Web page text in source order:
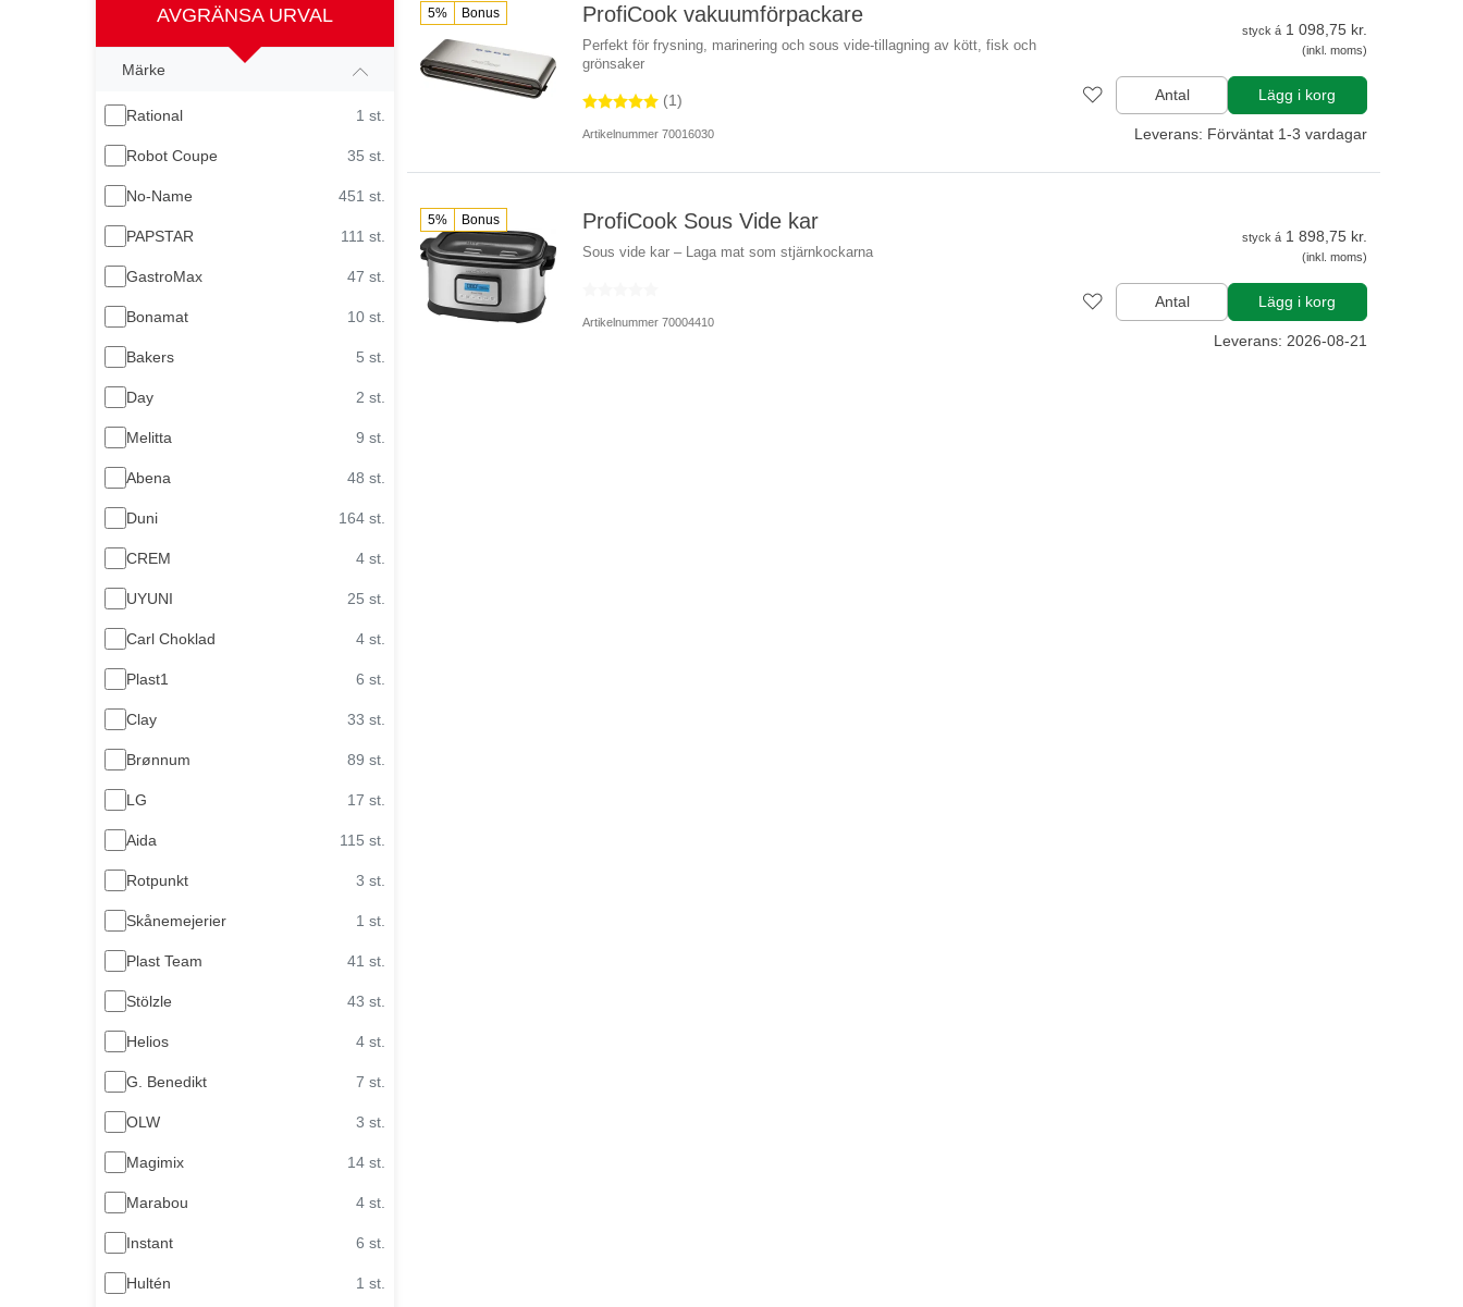
AVGRÄNSA URVAL
Märke
Rational 1 st.
Robot Coupe 35 st.
No-Name 451 st.
PAPSTAR 111 st.
GastroMax 47 st.
Bonamat 10 st.
Bakers 5 st.
Day 2 st.
Melitta 9 st.
Abena 48 st.
Duni 164 st.
CREM 4 st.
UYUNI 25 st.
Carl Choklad 4 st.
Plast1 6 st.
Clay 33 st.
Brønnum 89 st.
LG 17 st.
Aida 115 st.
Rotpunkt 3 st.
Skånemejerier 1 st.
Plast Team 41 st.
Stölzle 43 st.
Helios 4 st.
G. Benedikt 7 st.
OLW 3 st.
Magimix 14 st.
Marabou 4 st.
Instant 6 st.
Hultén 1 st.
5% Bonus ProfiCook vakuumförpackare
Perfekt för frysning, marinering och sous vide-tillagning av kött, fisk och
grönsaker
(1)
Artikelnummer 70016030
styck á 1 098,75 kr.
(inkl. moms)
Antal Lägg i korg
Leverans: Förväntat 1-3 vardagar
5% Bonus ProfiCook Sous Vide kar
Sous vide kar – Laga mat som stjärnkockarna
Artikelnummer 70004410
styck á 1 898,75 kr.
(inkl. moms)
Antal Lägg i korg
Leverans: 2026-08-21